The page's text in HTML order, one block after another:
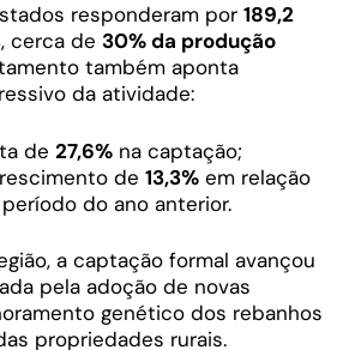
responderam por 189,2
, cerca de 30% da produção
também aponta
da atividade:
de 27,6% na captação;
de 13,3% em relação
do ano anterior.
a captação formal avançou
pela adoção de novas
genético dos rebanhos
propriedades rurais.